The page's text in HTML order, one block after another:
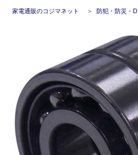
家電通販のコジマネット 防犯・防災・